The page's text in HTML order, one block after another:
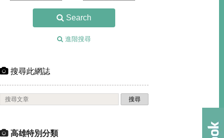
Search
進階搜尋
搜尋此網誌
高雄特別分類